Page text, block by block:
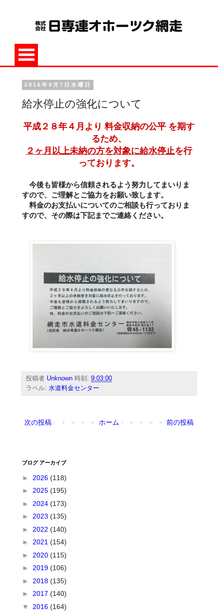
2016年9月7日水曜日
給水停止の強化について
平成２８年４月より 料金収納の公平 を期す
るため、
２ヶ月以上未納の方を対象に給水停止を行
っております。
今後も皆様から信頼されるよう努力してまいりま
すので、ご理解とご協力をお願い致します。
料金のお支払いについてのご相談も行っておりま
すので、その際は下記までご連絡ください。
投稿者 Unknown 時刻:9:03:00
ラベル:水道料金センター
次の投稿 前の投稿
ホーム
ブログ アーカイブ
► 2026(118)
►2025(195)
► 2024(173)
►2023(135)
► 2022(140)
►2021(154)
► 2020(115)
►2019(106)
► 2018(135)
►2017(140)
▼ 2016(164)